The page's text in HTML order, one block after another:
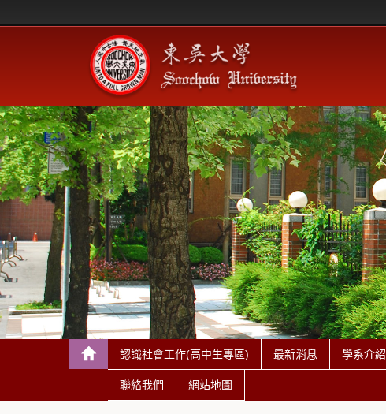
認識社會工作(高中生專區) 最新消息 學系介紹
聯絡我們 網站地圖